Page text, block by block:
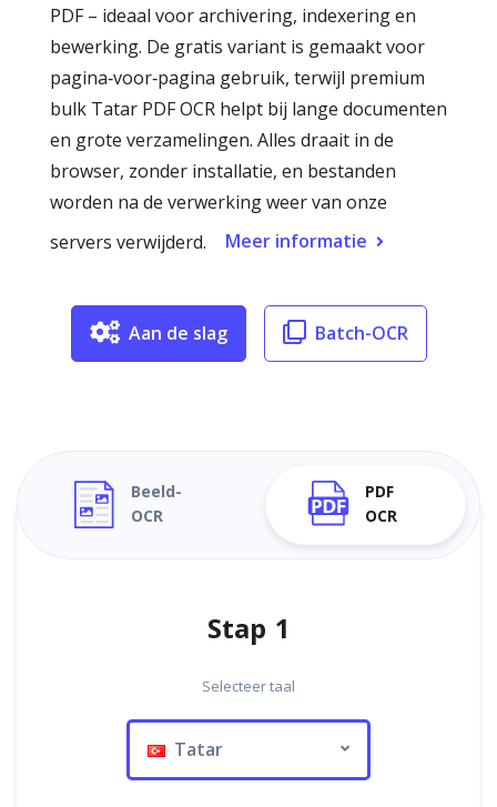
PDF – ideaal voor archivering, indexering en
bewerking. De gratis variant is gemaakt voor
pagina‑voor‑pagina gebruik, terwijl premium
bulk Tatar PDF OCR helpt bij lange documenten
en grote verzamelingen. Alles draait in de
browser, zonder installatie, en bestanden
worden na de verwerking weer van onze
servers verwijderd.
Meer informatie
Aan de slag Batch-OCR
Beeld-
OCR
PDF
OCR
Stap 1
Selecteer taal
Tatar